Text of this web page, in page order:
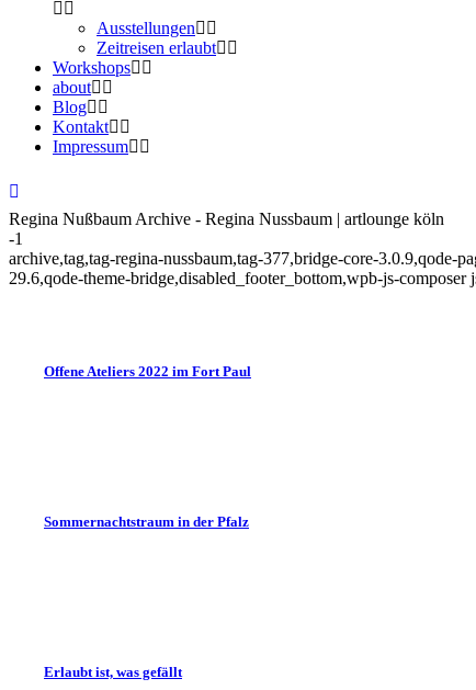
Ausstellungen
Zeitreisen erlaubt
Workshops
about
Blog
Kontakt
Impressum
Regina Nußbaum Archive - Regina Nussbaum | artlounge köln
-1
archive,tag,tag-regina-nussbaum,tag-377,bridge-core-3.0.9,qode-
29.6,qode-theme-bridge,disabled_footer_bottom,wpb-js-composer
Offene Ateliers 2022 im Fort Paul
Sommernachtstraum in der Pfalz
Erlaubt ist, was gefällt